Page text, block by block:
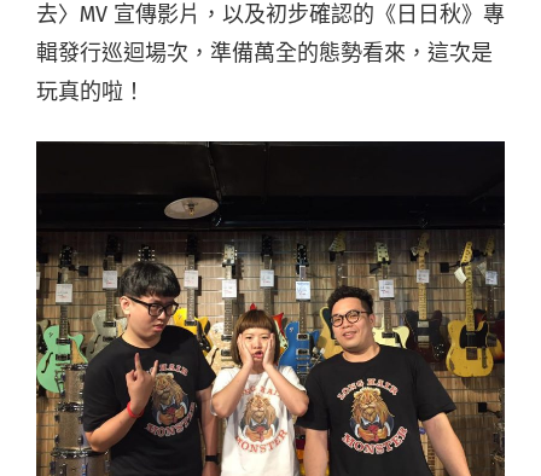
去〉MV 宣傳影片，以及初步確認的《日日秋》專
輯發行巡迴場次，準備萬全的態勢看來，這次是
玩真的啦！